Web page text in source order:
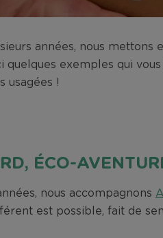
années, nous
quelques exemples qui
usagées !
ÉCO-
nous accompagnons
est possible, fait de